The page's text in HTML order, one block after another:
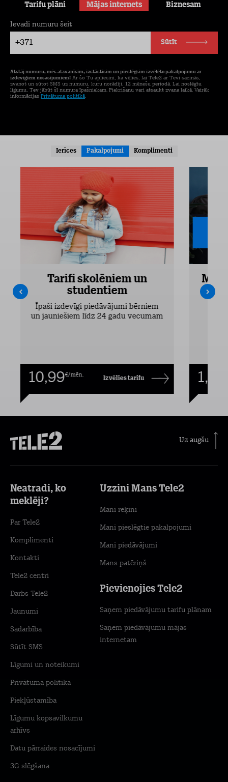
Tarifu plāni Mājas internets Biznesam
+371
Ievadi numuru šeit
Sūtīt
Atstāj numuru, mēs atzvanīsim, izstāstīsim un pieslēgsim izvēlēto pakalpojumu ar
izdevīgiem nosacījumiem! Ar šo Tu apliecini, ka vēlies, lai Tele2 ar Tevi sazinās,
zvanot un sūtot SMS uz numuru, kuru norādīji, 12 mēnešu periodā. Lai noslēgtu
līgumu, Tev jābūt šī numura īpašniekam. Piekrišanu vari atsaukt zvana laikā. Vairāk
informācijas Privātuma politikā.
Ierīces Pakalpojumi Komplimenti
Tarifi skolēniem un
studentiem
Īpaši izdevīgi piedāvājumi bērniem
un jauniešiem līdz 24 gadu vecumam
10,99€/mēn. Izvēlies tarifu 1,00
Uz augšu
Neatradi, ko
meklēji?
Par Tele2
Komplimenti
Kontakti
Tele2 centri
Darbs Tele2
Jaunumi
Sadarbība
Sūtīt SMS
Līgumi un noteikumi
Privātuma politika
Piekļūstamība
Līgumu kopsavilkumu
arhīvs
Datu pārraides nosacījumi
3G slēgšana
Uzzini Mans Tele2
Mani rēķini
Mani pieslēgtie pakalpojumi
Mani piedāvājumi
Mans patēriņš
Pievienojies Tele2
Saņem piedāvājumu tarifu plānam
Saņem piedāvājumu mājas
internetam